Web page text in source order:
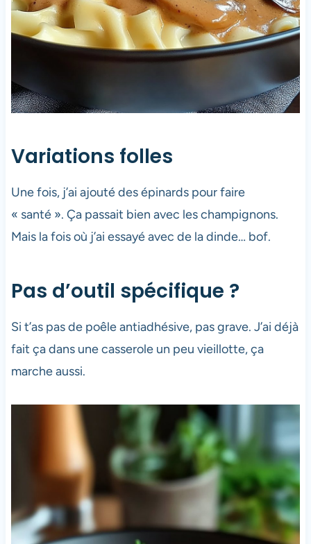
Variations folles
Une fois, j’ai ajouté des épinards pour faire
« santé ». Ça passait bien avec les champignons.
Mais la fois où j’ai essayé avec de la dinde… bof.
Pas d’outil spécifique ?
Si t’as pas de poêle antiadhésive, pas grave. J’ai déjà
fait ça dans une casserole un peu vieillotte, ça
marche aussi.